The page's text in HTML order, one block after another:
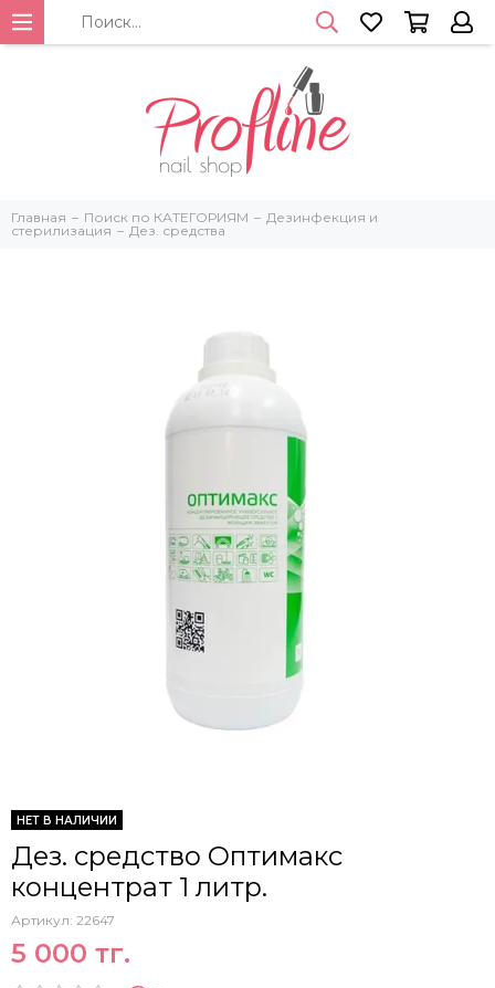
Главная Поиск по КАТЕГОРИЯМ
Дезинфекция и
стерилизация
Дез. средства
НЕТ В НАЛИЧИИ
Дез. средство Оптимакс
концентрат 1 литр.
Артикул: 22647
5 000 тг.